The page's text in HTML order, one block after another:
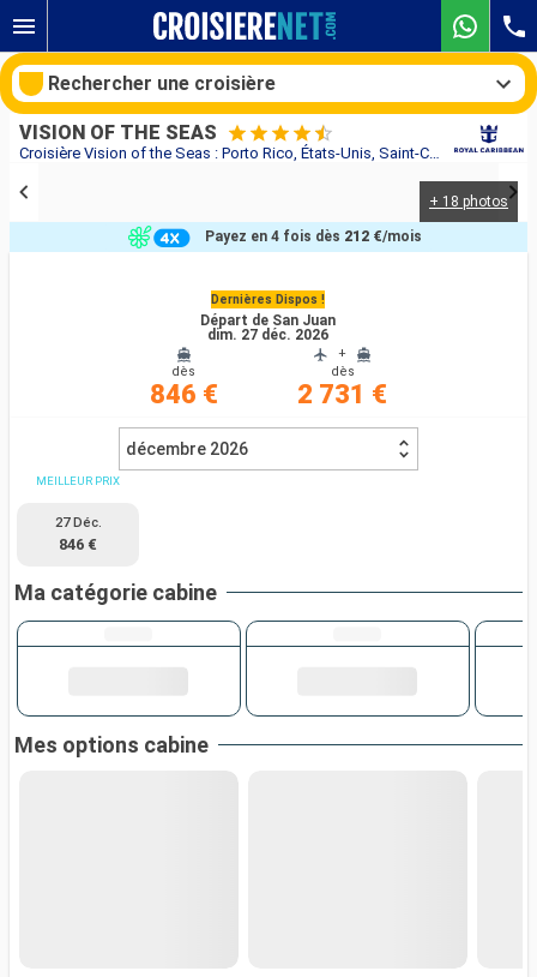
Croisière Vision of the Seas : Porto Rico, États-Unis, Saint-Croix, Antigua-et-Barbuda, Dominique, Saint-Martin au départ de San Juan
VISION OF THE SEAS
+ 18 photos
Dernières Dispos !
Départ de San Juan
dim. 27 déc. 2026
dès
846 €
+
dès
2 731 €
Payez en 4 fois dès 212 €/mois
décembre 2026
MEILLEUR PRIX
27 Déc.
846 €
Ma catégorie cabine
Mes options cabine
Rechercher une croisière
Compagnies
Rechercher